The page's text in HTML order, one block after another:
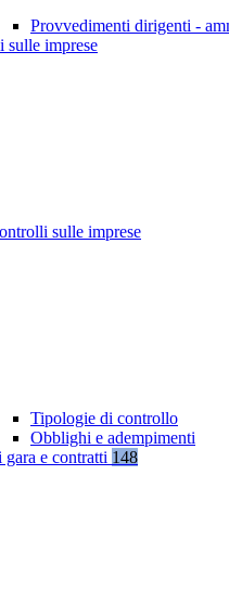
Provvedimenti dirigenti -
sulle imprese
sulle imprese
Tipologie di controllo
Obblighi e adempimenti
e contratti 148